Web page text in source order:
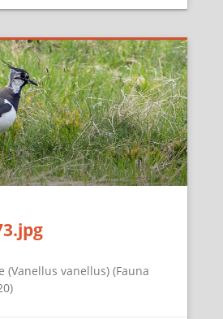
(Vanellus vanellus) (Fauna